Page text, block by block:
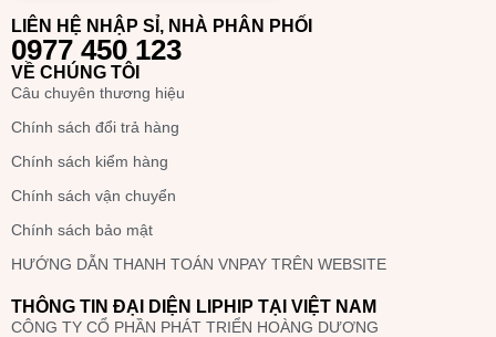
của đường kẻ.
03 Màu sắc quyến rũ – Sử dụng hàng
ngày
Liphip Liquid Eyeliner
dàng chọn lựa:
Màu đen (Kẻ Mắt Nước Liphip Liquid Eyeliner #01
Black): Màu sắc mạnh mẽ, sắc nét, phù hợp cho mọi
dịp và phong cách trang điểm.
LIÊN HỆ NHẬP SỈ, NHÀ PHÂN PHỐI
0977 450 123
VỀ CHÚNG TÔI
Câu chuyên thương hiệu
Chính sách đổi trả hàng
Chính sách kiểm hàng
Chính sách vận chuyển
Chính sách bảo mật
HƯỚNG DẪN THANH TOÁN VNPAY TRÊN WEBSITE
THÔNG TIN ĐẠI DIỆN LIPHIP TẠI VIỆT NAM
CÔNG TY CỔ PHẦN PHÁT TRIỂN HOÀNG DƯƠNG